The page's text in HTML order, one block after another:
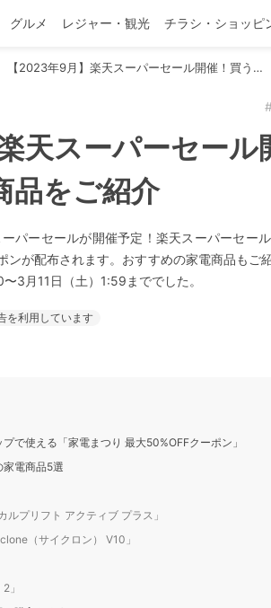
グルメ レジャー・観光 チラシ・ショッピ
【2023年9月】楽天スーパーセール開催！買う…
楽天スーパーセー
品をご紹介
パーセールが開催予定！楽天スーパーセー
ンが配布されます。おすすめの家電商品もご
3月11日（土）1:59まででした。
を利用しています
で使える「家電まつり 最大50%OFFクーポン」
電商品5選
プリフト アクティブ プラス」
（サイクロン） V10」
」